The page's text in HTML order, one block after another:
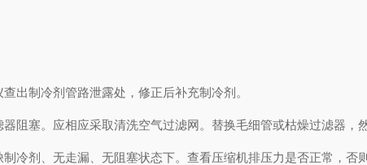
制冷剂管路泄露处，修正后补充制冷剂。
塞。应相应采取清洗空气过滤网。替换毛细管或枯燥过滤器，然
剂、无走漏、无阻塞状态下。查看压缩机排压力是否正常，否则